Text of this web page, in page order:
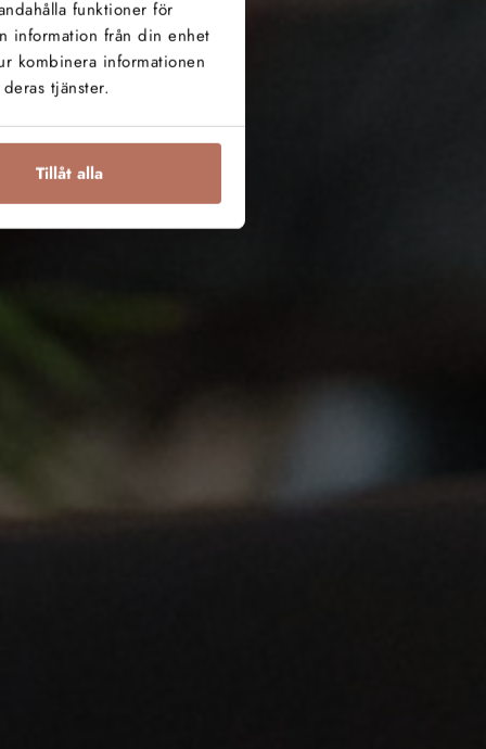
funktioner för
information från din enhet
kombinera informationen
tjänster.
Tillåt alla